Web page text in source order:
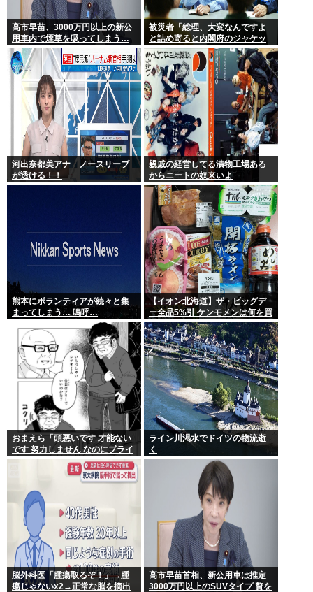
高市早苗、3000万円以上の新公
用車内で煙草を吸ってしまう…
被災者「総理、大変なんですよ
と詰め寄ると内閣府のジャケッ
トを着た人に『静かに 』とすご
まれた」
河出奈都美アナ ノースリーブ
が透ける！！
親戚の経営してる漬物工場ある
からニートの奴来いよ
熊本にボランティアが続々と集
まってしまう… 嗚呼…
【イオン北海道】ザ・ビッグデ
ー全品5%引 ケンモメンは何を買
うの？
おまえら「頭悪いです 才能ない
です 努力しません なのにプライ
ド高いです ネットに偉そうな事
書きます」←これなんで？
ライン川渇水でドイツの物流逝
く
脳外科医「腫瘍取るぞ！」→腫
瘍じゃないx2→正常な脳を摘出
高市早苗首相、新公用車は推定
3000万円以上のSUVタイプ 贅を